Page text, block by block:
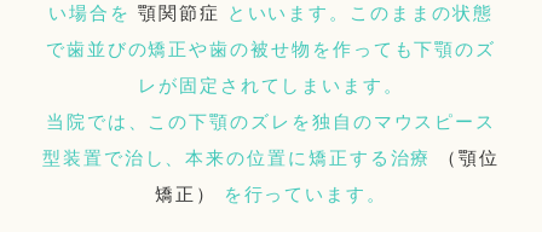
い場合を顎関節症
といいます。このままの状態
で歯並びの矯正や歯の被せ物を作っても下顎のズ
レが固定されてしまいます。
当院では、この下顎のズレを独自のマウスピース
型装置で治し、本来の位置に矯正する治療
（顎位
矯正）
を行っています。